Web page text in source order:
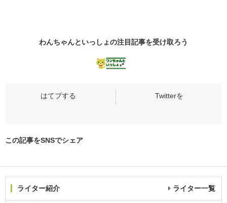
わんちゃんといっしょの注目記事を受け取ろう
この記事をSNSでシェア
ライター紹介 ライター一覧